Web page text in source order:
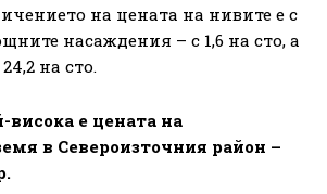
на цената на нивите е с
насаждения – с 1,6 на сто, а
на сто.
висока e цената на
в Североизточния район –